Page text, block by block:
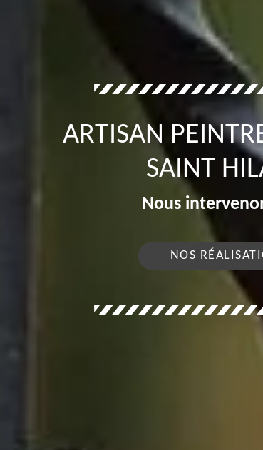
ARTISAN
SAINT
Nous
NOS